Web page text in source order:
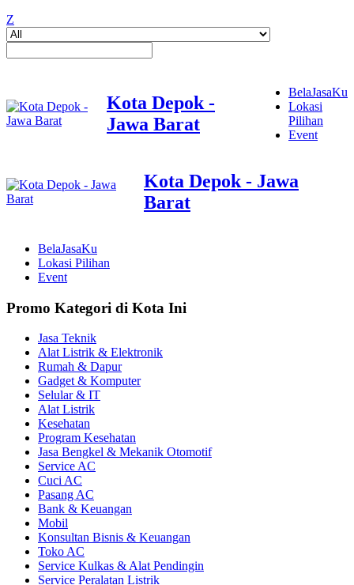
Z
Kota Depok -
Jawa Barat
BelaJasaKu
Lokasi
Pilihan
Event
Kota Depok - Jawa
Barat
BelaJasaKu
Lokasi Pilihan
Event
Promo Kategori di Kota Ini
Jasa Teknik
Alat Listrik & Elektronik
Rumah & Dapur
Gadget & Komputer
Selular & IT
Alat Listrik
Kesehatan
Program Kesehatan
Jasa Bengkel & Mekanik Otomotif
Service AC
Cuci AC
Pasang AC
Bank & Keuangan
Mobil
Konsultan Bisnis & Keuangan
Toko AC
Service Kulkas & Alat Pendingin
Service Peralatan Listrik